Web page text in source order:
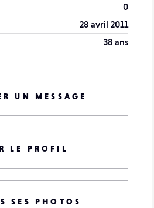
0
28 avril 2011
38 ans
UN MESSAGE
LE PROFIL
SES PHOTOS